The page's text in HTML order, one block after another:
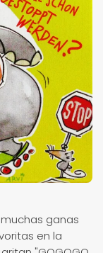
ganas
en la